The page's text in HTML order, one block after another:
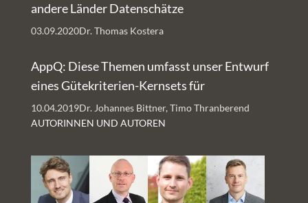
andere Länder Datenschätze
Dr. Thomas Kostera
03.09.2020
AppQ: Diese Themen umfasst unser Entwurf
eines Gütekriterien-Kernsets für
Gesundheits-AppsDr. Johannes Bittner, Timo Thranberend
10.04.2019
AUTORINNEN UND AUTOREN